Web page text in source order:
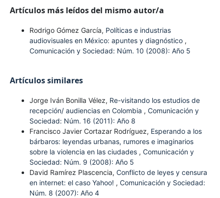
Artículos más leídos del mismo autor/a
Rodrigo Gómez García, Políticas e industrias
audiovisuales en México: apuntes y diagnóstico ,
Comunicación y Sociedad: Núm. 10 (2008): Año 5
Artículos similares
Jorge Iván Bonilla Vélez, Re-visitando los estudios de
recepción/ audiencias en Colombia , Comunicación y
Sociedad: Núm. 16 (2011): Año 8
Francisco Javier Cortazar Rodríguez, Esperando a los
bárbaros: leyendas urbanas, rumores e imaginarios
sobre la violencia en las ciudades , Comunicación y
Sociedad: Núm. 9 (2008): Año 5
David Ramírez Plascencia, Conflicto de leyes y censura
en internet: el caso Yahoo! , Comunicación y Sociedad:
Núm. 8 (2007): Año 4